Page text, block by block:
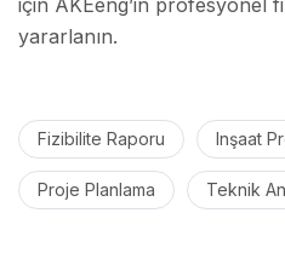
yararlanın.
Fizibilite Raporu Inşaat
Proje Planlama Teknik